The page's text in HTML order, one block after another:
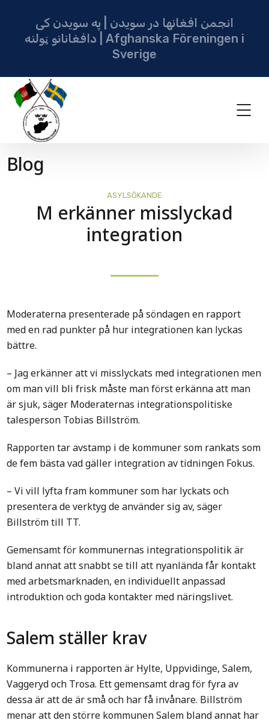
انجمن افغانها در سویدن | په سویدن کی
دافغانانو ټولنه | Afghanska Föreningen i
Sverige
Blog
ASYLSÖKANDE
M erkänner misslyckad
integration
Moderaterna presenterade på söndagen en rapport
med en rad punkter på hur integrationen kan lyckas
bättre.
– Jag erkänner att vi misslyckats med integrationen men
om man vill bli frisk måste man först erkänna att man
är sjuk, säger Moderaternas integrationspolitiske
talesperson Tobias Billström.
Rapporten tar avstamp i de kommuner som rankats som
de fem bästa vad gäller integration av tidningen Fokus.
– Vi vill lyfta fram kommuner som har lyckats och
presentera de verktyg de använder sig av, säger
Billström till TT.
Gemensamt för kommunernas integrationspolitik är
bland annat att snabbt se till att nyanlända får kontakt
med arbetsmarknaden, en individuellt anpassad
introduktion och goda kontakter med näringslivet.
Salem ställer krav
Kommunerna i rapporten är Hylte, Uppvidinge, Salem,
Vaggeryd och Trosa. Ett gemensamt drag för fyra av
dessa är att de är små och har få invånare. Billström
menar att den större kommunen Salem bland annat har